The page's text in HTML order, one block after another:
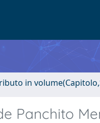
in
Panchito